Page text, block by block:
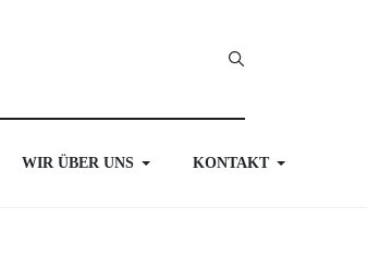
WIR ÜBER UNS KONTAKT